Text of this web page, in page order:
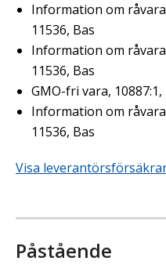
Information om
11536, Bas
Information om
11536, Bas
GMO-fri vara, 10887:1,
Information om
11536, Bas
Visa
Påstående